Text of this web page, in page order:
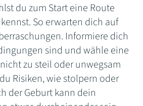
du zum Start eine Route
So erwarten dich auf
Informiere dich
sind und wähle eine
zu steil oder unwegsam
Risiken, wie stolpern oder
der Geburt kann dein